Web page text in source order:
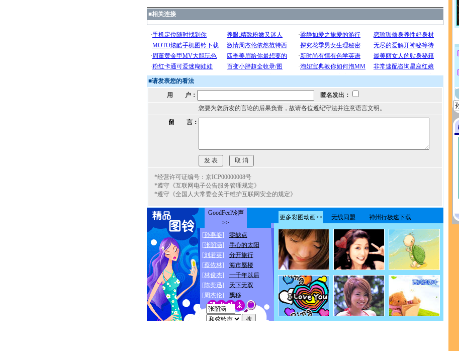
■相关连接
■请发表您的看法
用 户：
匿名发出：
您要为您所发的言论的后果负责，故请各位遵纪守法并注意语言文明。
留 言：
*经营许可证编号：京ICP00000008号
*遵守《互联网电子公告服务管理规定》
*遵守《全国人大常委会关于维护互联网安全的规定》